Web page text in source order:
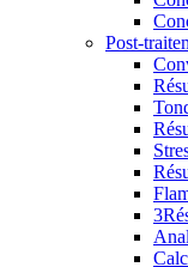
Post-